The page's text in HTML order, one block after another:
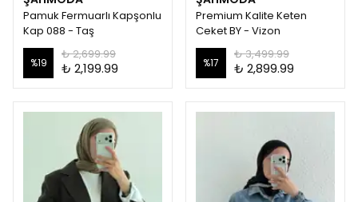
Pamuk Fermuarlı Kapşonlu
Kap 088 - Taş
%19
₺ 2,699.99
₺ 2,199.99
Premium Kalite Keten
Ceket BY - Vizon
%17
₺ 3,499.99
₺ 2,899.99